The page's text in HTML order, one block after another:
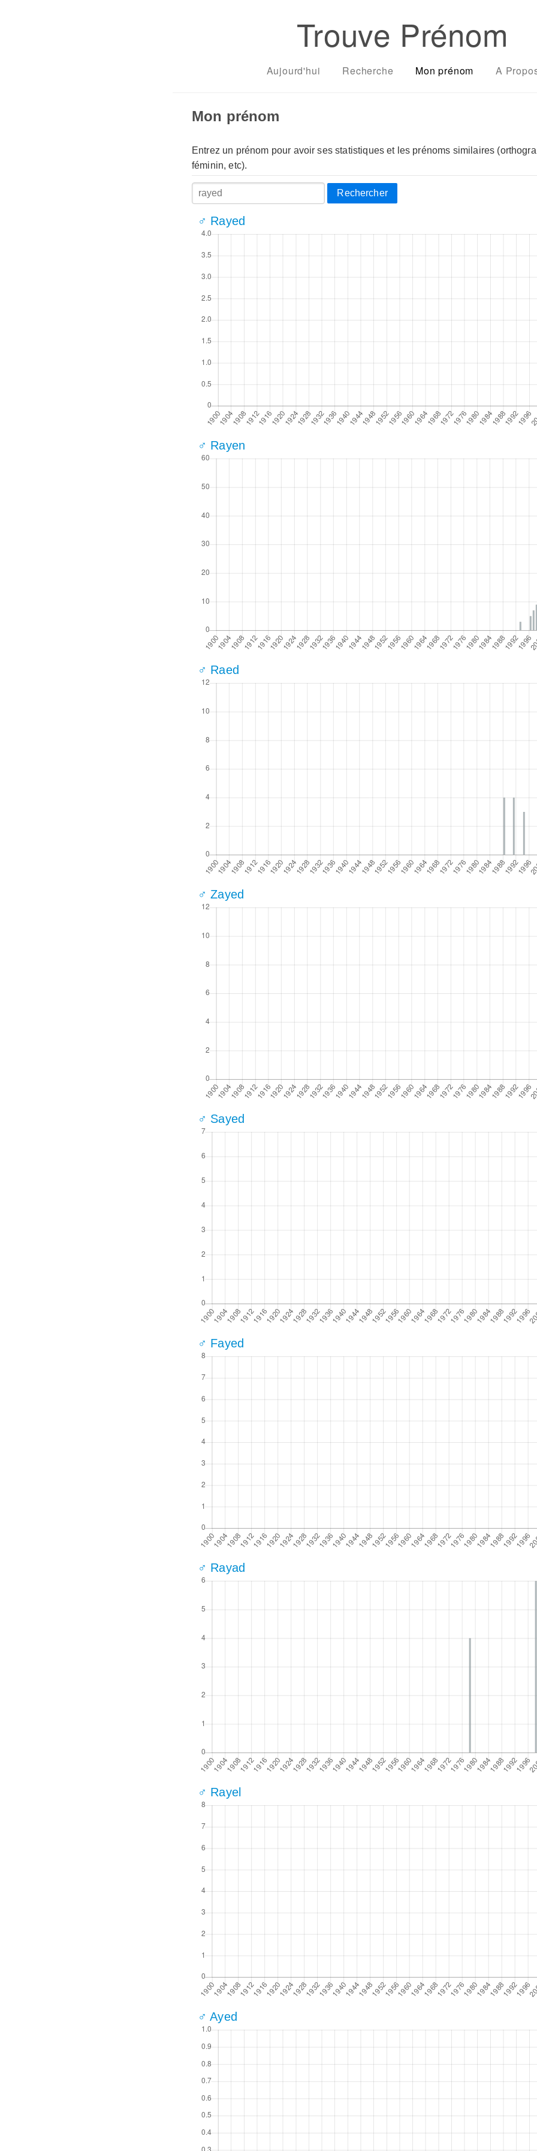
Trouve Prénom
Aujourd'hui Recherche Mon prénom A
Mon prénom
Entrez un prénom pour avoir ses statistiques et les prénoms similaires
féminin, etc).
Rechercher
♂ Rayed
♂ Rayen
♂ Raed
♂ Zayed
♂ Sayed
♂ Fayed
♂ Rayad
♂ Rayel
♂ Ayed